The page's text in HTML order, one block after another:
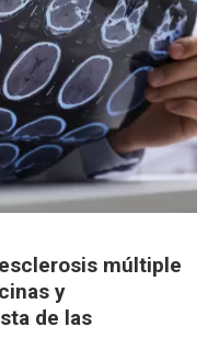
múltiple
y
de las